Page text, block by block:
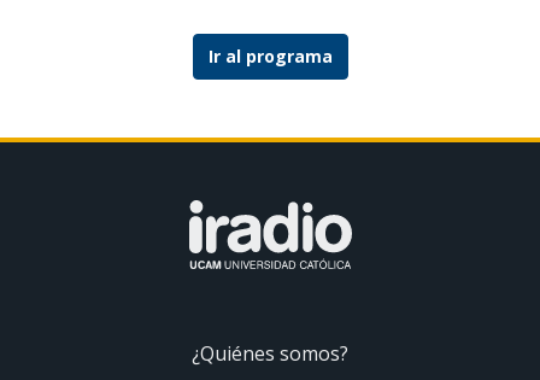
Ir al programa
¿Quiénes somos?